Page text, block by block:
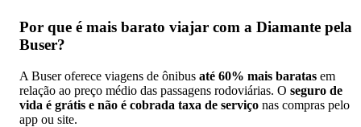
Por que é mais barato viajar com a Diamante pela
Buser?
A Buser oferece viagens de ônibus até 60% mais baratas em
relação ao preço médio das passagens rodoviárias. O seguro de
vida é grátis e não é cobrada taxa de serviço nas compras pelo
app ou site.